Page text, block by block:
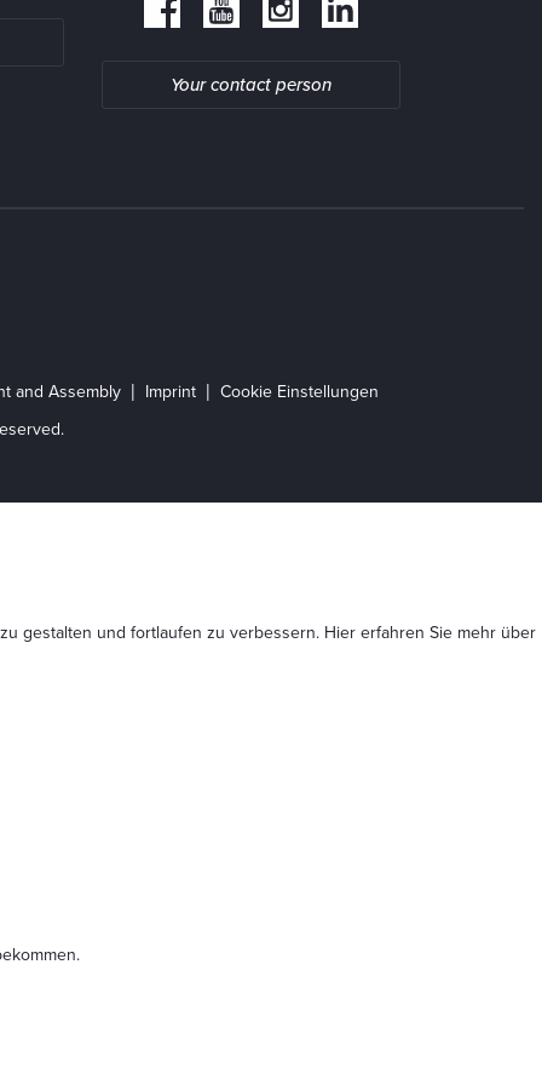
Your contact person
and Assembly Imprint
Cookie Einstellungen
gestalten und fortlaufen zu verbessern. Hier erfahren Sie mehr über